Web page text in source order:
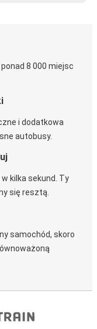
8 000 miejsc
i dodatkowa
autobusy.
kilka sekund. Ty
się resztą.
samochód, skoro